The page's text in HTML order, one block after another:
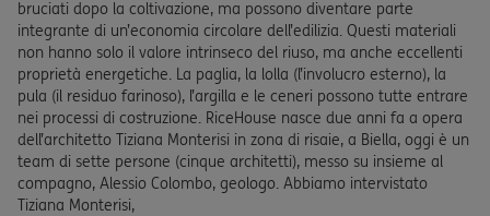
bruciati dopo la coltivazione, ma possono diventare parte
integrante di un’economia circolare dell’edilizia. Questi materiali
non hanno solo il valore intrinseco del riuso, ma anche eccellenti
proprietà energetiche. La paglia, la lolla (l’involucro esterno), la
pula (il residuo farinoso), l’argilla e le ceneri possono tutte entrare
nei processi di costruzione. RiceHouse nasce due anni fa a opera
dell’architetto Tiziana Monterisi in zona di risaie, a Biella, oggi è un
team di sette persone (cinque architetti), messo su insieme al
compagno, Alessio Colombo, geologo. Abbiamo intervistato
Tiziana Monterisi,